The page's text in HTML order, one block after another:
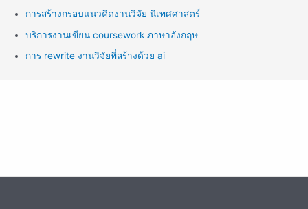
การสร้างกรอบแนวคิดงานวิจัย นิเทศศาสตร์
บริการงานเขียน coursework ภาษาอังกฤษ
การ rewrite งานวิจัยที่สร้างด้วย ai